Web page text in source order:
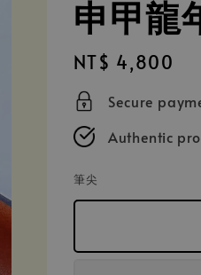
申甲龍
Regular
price
NT$ 4,800
Secure
Authentic
筆尖